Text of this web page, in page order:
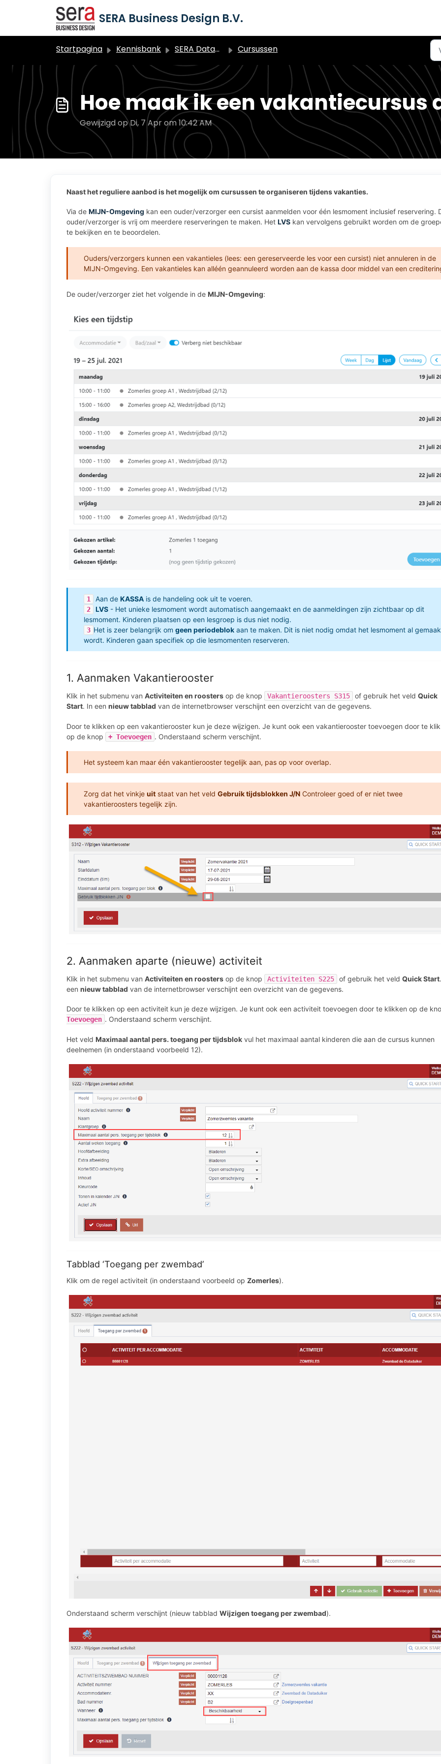
Doorgaan naar hoofdinhoud
SERA Business Design B.V.
Startpagina Kennisbank SERA Dataduiker Backoffice Cursussen
Hoe maak ik een vakantiecursus
Gewijzigd op Di, 7 Apr om 10:42 AM
Naast het reguliere aanbod is het mogelijk om cursussen te organiseren tijdens vakanties.
Via de MIJN-Omgeving kan een ouder/verzorger een cursist aanmelden voor één lesmoment inclusief reservering.
ouder/verzorger is vrij om meerdere reserveringen te maken. Het LVS kan vervolgens gebruikt worden om de
te bekijken en te beoordelen.
Ouders/verzorgers kunnen een vakantieles (lees: een gereserveerde les voor een cursist) niet annuleren in de
MIJN-Omgeving. Een vakantieles kan alléén geannuleerd worden aan de kassa door middel van een
De ouder/verzorger ziet het volgende in de MIJN-Omgeving:
1 Aan de KASSA is de handeling ook uit te voeren.
2 LVS - Het unieke lesmoment wordt automatisch aangemaakt en de aanmeldingen zijn zichtbaar op dit
lesmoment. Kinderen plaatsen op een lesgroep is dus niet nodig.
3 Het is zeer belangrijk om geen periodeblok aan te maken. Dit is niet nodig omdat het lesmoment al
wordt. Kinderen gaan specifiek op die lesmomenten reserveren.
1. Aanmaken Vakantierooster
Klik in het submenu van Activiteiten en roosters op de knop Vakantieroosters S315 of gebruik het veld Quick
Start. In een nieuw tabblad van de internetbrowser verschijnt een overzicht van de gegevens.
Door te klikken op een vakantierooster kun je deze wijzigen. Je kunt ook een vakantierooster toevoegen door te
op de knop
+ Toevoegen . Onderstaand scherm verschijnt.
Het systeem kan maar één vakantierooster tegelijk aan, pas op voor overlap.
Zorg dat het vinkje uit staat van het veld Gebruik tijdsblokken J/N Controleer goed of er niet twee
vakantieroosters tegelijk zijn.
2. Aanmaken aparte (nieuwe) activiteit
Klik in het submenu van Activiteiten en roosters op de knop Activiteiten S225 of gebruik het veld Quick Start
een nieuw tabblad van de internetbrowser verschijnt een overzicht van de gegevens.
Door te klikken op een activiteit kun je deze wijzigen. Je kunt ook een activiteit toevoegen door te klikken op de
Toevoegen . Onderstaand scherm verschijnt.
Het veld Maximaal aantal pers. toegang per tijdsblok vul het maximaal aantal kinderen die aan de cursus kunnen
deelnemen (in onderstaand voorbeeld 12).
Tabblad ‘Toegang per zwembad’
Klik om de regel activiteit (in onderstaand voorbeeld op Zomerles).
Onderstaand scherm verschijnt (nieuw tabblad Wijzigen toegang per zwembad).